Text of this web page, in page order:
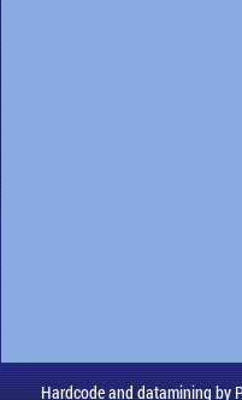
Hardcode and datamining by